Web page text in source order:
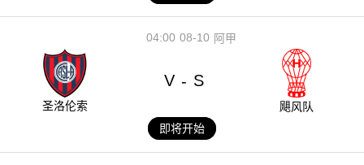
08-10
04:00 阿甲
圣洛伦索
V - S
飓风队
即将开始